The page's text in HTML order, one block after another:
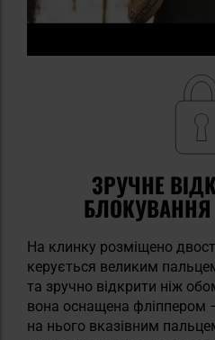
ЗРУЧНЕ
БЛОКУВАННЯ
На клинку розміщено
керується великим
та зручно відкрити ніж
вона оснащена фліппером
на нього вказівним